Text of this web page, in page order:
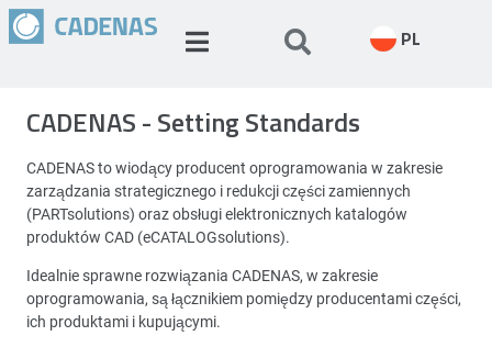
PL
CADENAS - Setting Standards
CADENAS to wiodący producent oprogramowania w zakresie
zarządzania strategicznego i redukcji części zamiennych
(PARTsolutions) oraz obsługi elektronicznych katalogów
produktów CAD (eCATALOGsolutions).
Idealnie sprawne rozwiązania CADENAS, w zakresie
oprogramowania, są łącznikiem pomiędzy producentami części,
ich produktami i kupującymi.